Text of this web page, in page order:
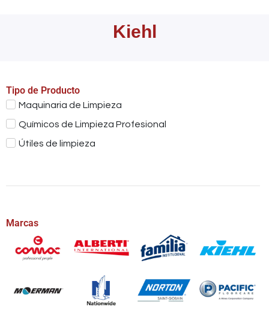
Kiehl
Tipo de Producto
Maquinaria de Limpieza
Químicos de Limpieza Profesional
Útiles de limpieza
Marcas